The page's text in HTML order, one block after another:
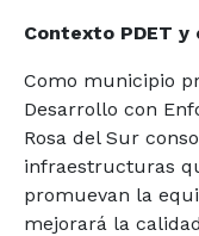
Contexto PDET
Como municipio
Desarrollo con
Rosa del Sur
infraestructuras
promuevan la
mejorará la